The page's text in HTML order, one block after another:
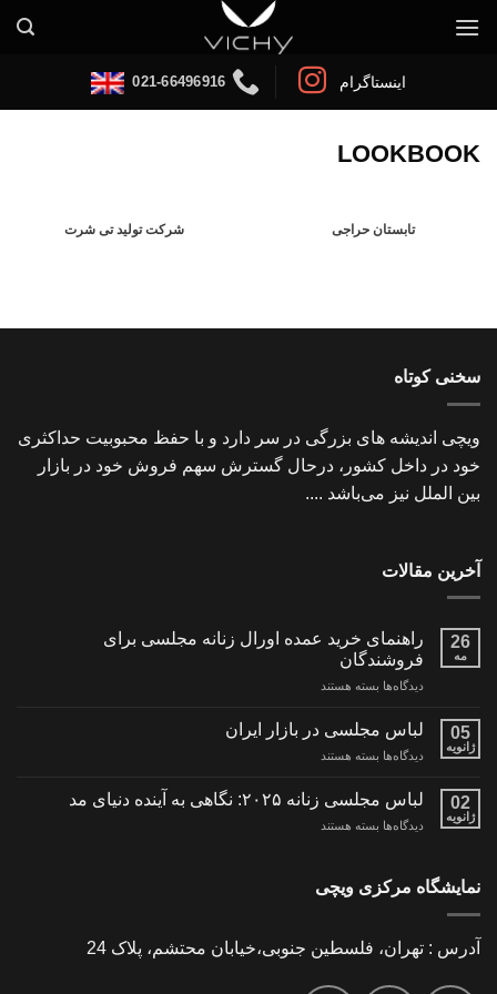
اینستاگرام 021-66496916
LOOKBOOK
تابستان حراجی شرکت تولید تی شرت
سخنی کوتاه
ویچی اندیشه های بزرگی در سر دارد و با حفظ محبوبیت حداکثری
خود در داخل کشور، درحال گسترش سهم فروش خود در بازار
بین الملل نیز می‌باشد ....
آخرین مقالات
26
مه
راهنمای خرید عمده اورال زنانه مجلسی برای
فروشندگان
دیدگاه‌ها برای
خرید
عمده
اورال
مجلسی
فروشندگان
بسته هستند
05
ژانویه
لباس مجلسی در بازار ایران
دیدگاه‌ها برای
مجلسی
بازار
بسته هستند
02
ژانویه
لباس مجلسی زنانه ۲۰۲۵: نگاهی به آینده دنیای مد
دیدگاه‌ها برای
۲۰۲۵:
آینده
بسته هستند
نمایشگاه مرکزی ویچی
آدرس : تهران، فلسطین جنوبی،خیابان محتشم، پلاک 24